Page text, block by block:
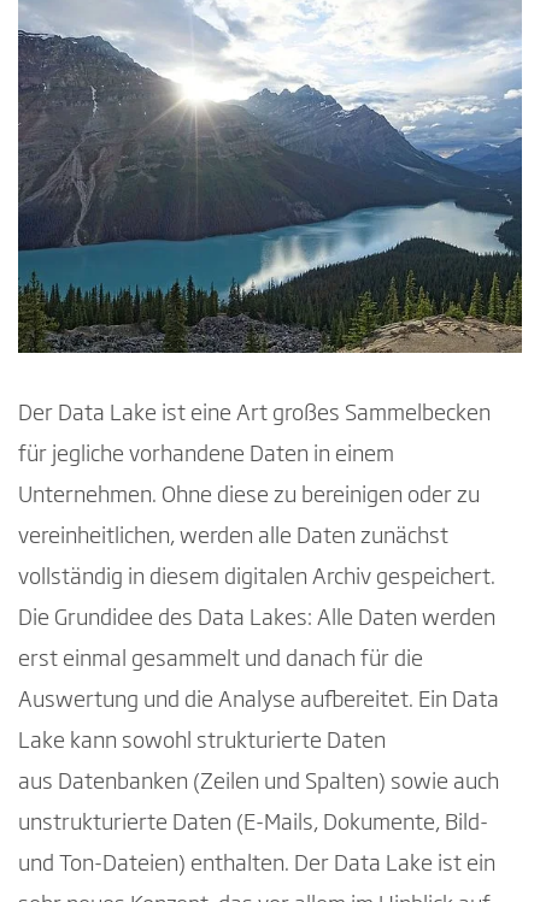
Der Data Lake ist eine Art großes Sammelbecken
für jegliche vorhandene Daten in einem
Unternehmen. Ohne diese zu bereinigen oder zu
vereinheitlichen, werden alle Daten zunächst
vollständig in diesem digitalen Archiv gespeichert.
Die Grundidee des Data Lakes: Alle Daten werden
erst einmal gesammelt und danach für die
Auswertung und die Analyse aufbereitet. Ein Data
Lake kann sowohl strukturierte Daten
aus Datenbanken (Zeilen und Spalten) sowie auch
unstrukturierte Daten (E-Mails, Dokumente, Bild-
und Ton-Dateien) enthalten. Der Data Lake ist ein